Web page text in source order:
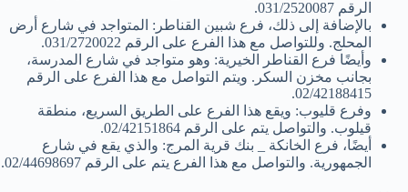
الرقم 031/2520087.
بالإضافة إلى ذلك، فرع شبين القناطر: المتواجد في شارع أرض
المحلج. وللتواصل مع هذا الفرع على الرقم 031/2720022.
وأيضًا فرع القناطر الخيرية: وهو متواجد في شارع المدرسة،
بجانب مخزن السكر. ويتم التواصل مع هذا الفرع على الرقم
02/42188415.
وفرع قليوب: ويقع هذا الفرع على الطريق السريع، منطقة
قيلوب. والتواصل يتم على الرقم 02/42151864.
أيضًا، فرع الخانكة _ بنك قرية المرج: والذي يقع في شارع
الجمهورية. والتواصل مع هذا الفرع يتم على الرقم 02/44698697.